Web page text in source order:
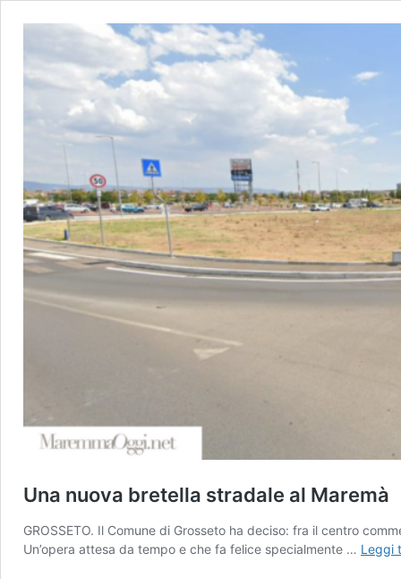
Una nuova bretella stradale al Maremà
GROSSETO. Il Comune di Grosseto ha deciso: fra il centro
Un’opera attesa da tempo e che fa felice specialmente … Leggi